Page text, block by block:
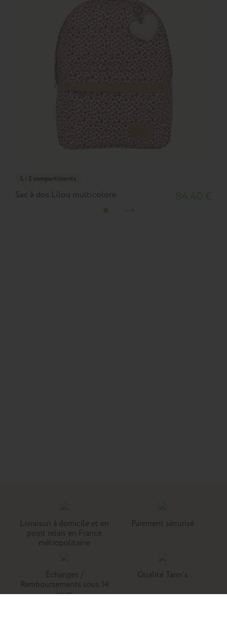
L - 2 compartiments
Sac à dos Lilou multicolore
Livraison à domicile et en
point relais en France
métropolitaine
Paiement sécurisé
Échanges /
Remboursements sous 14
jours
Qualité Tann's